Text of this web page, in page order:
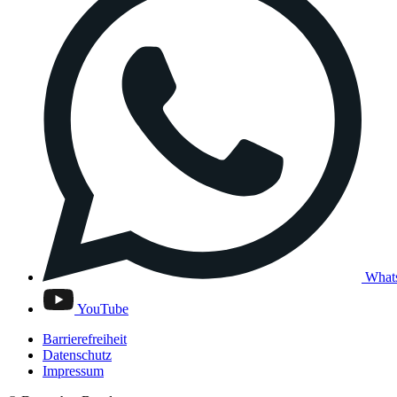
YouTube
Barrierefreiheit
Datenschutz
Impressum